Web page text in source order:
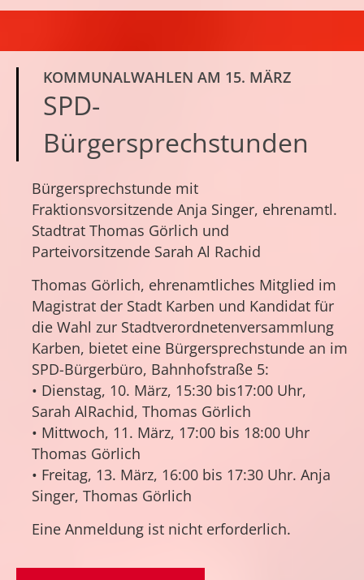
KOMMUNALWAHLEN AM 15. MÄRZ
SPD-
Bürgersprechstunden
Bürgersprechstunde mit
Fraktionsvorsitzende Anja Singer, ehrenamtl.
Stadtrat Thomas Görlich und
Parteivorsitzende Sarah Al Rachid
Thomas Görlich, ehrenamtliches Mitglied im
Magistrat der Stadt Karben und Kandidat für
die Wahl zur Stadtverordnetenversammlung
Karben, bietet eine Bürgersprechstunde an im
SPD-Bürgerbüro, Bahnhofstraße 5:
• Dienstag, 10. März, 15:30 bis17:00 Uhr,
Sarah AlRachid, Thomas Görlich
• Mittwoch, 11. März, 17:00 bis 18:00 Uhr
Thomas Görlich
• Freitag, 13. März, 16:00 bis 17:30 Uhr. Anja
Singer, Thomas Görlich
Eine Anmeldung ist nicht erforderlich.